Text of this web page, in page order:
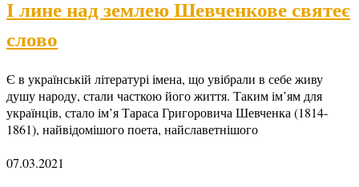
І лине над землею Шевченкове святеє
слово
Є в українській літературі імена, що увібрали в себе живу
душу народу, стали часткою його життя. Таким ім’ям для
українців, стало ім’я Тараса Григоровича Шевченка (1814-
1861), найвідомішого поета, найславетнішого
07.03.2021